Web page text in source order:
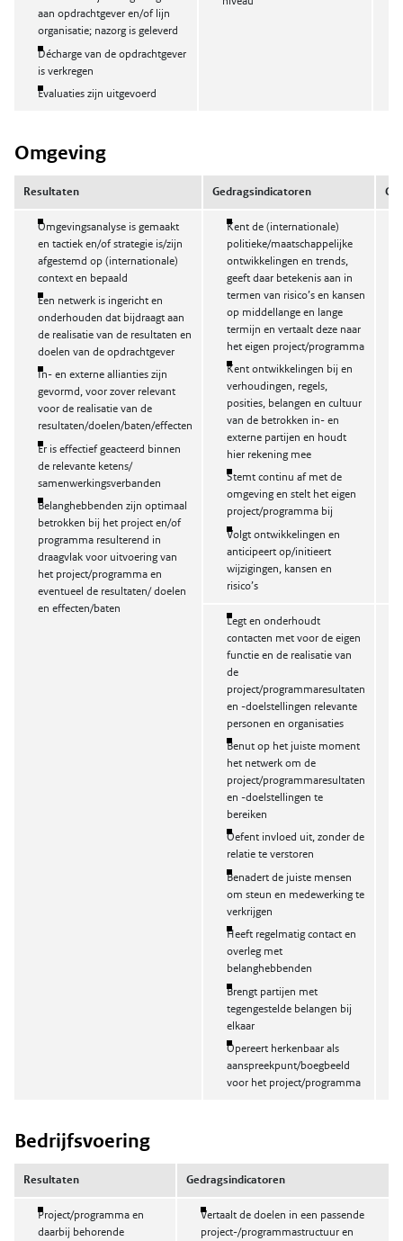
aan opdrachtgever en/of lijn
organisatie; nazorg is geleverd
Décharge van de opdrachtgever
is verkregen
Evaluaties zijn uitgevoerd
Omgeving
Resultaten Gedragsindicatoren
Omgevingsanalyse is gemaakt
en tactiek en/of strategie is/zijn
afgestemd op (internationale)
context en bepaald
Een netwerk is ingericht en
onderhouden dat bijdraagt aan
de realisatie van de resultaten en
doelen van de opdrachtgever
In- en externe allianties zijn
gevormd, voor zover relevant
voor de realisatie van de
resultaten/doelen/baten/effecten
Er is effectief geacteerd binnen
de relevante ketens/
samenwerkingsverbanden
Belanghebbenden zijn optimaal
betrokken bij het project en/of
programma resulterend in
draagvlak voor uitvoering van
het project/programma en
eventueel de resultaten/ doelen
en effecten/baten
Kent de (internationale)
politieke/maatschappelijke
ontwikkelingen en trends,
geeft daar betekenis aan in
termen van risico’s en kansen
op middellange en lange
termijn en vertaalt deze naar
het eigen project/programma
Kent ontwikkelingen bij en
verhoudingen, regels,
posities, belangen en cultuur
van de betrokken in- en
externe partijen en houdt
hier rekening mee
Stemt continu af met de
omgeving en stelt het eigen
project/programma bij
Volgt ontwikkelingen en
anticipeert op/initieert
wijzigingen, kansen en
risico’s
Legt en onderhoudt
contacten met voor de eigen
functie en de realisatie van
de
project/programmaresultaten
en -doelstellingen relevante
personen en organisaties
Benut op het juiste moment
het netwerk om de
project/programmaresultaten
en -doelstellingen te
bereiken
Oefent invloed uit, zonder de
relatie te verstoren
Benadert de juiste mensen
om steun en medewerking te
verkrijgen
Heeft regelmatig contact en
overleg met
belanghebbenden
Brengt partijen met
tegengestelde belangen bij
elkaar
Opereert herkenbaar als
aanspreekpunt/boegbeeld
voor het project/programma
Bedrijfsvoering
Resultaten Gedragsindicatoren
Project/programma en
daarbij behorende
Vertaalt de doelen in een passende
project-/programmastructuur en